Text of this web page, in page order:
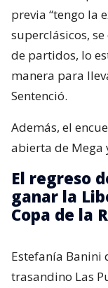
previa “tengo la
superclásicos,
de partidos, lo
manera para
Sentenció.
Además, el
abierta de Mega
El regreso
ganar la
Copa de la
Estefanía Banini
trasandino Las